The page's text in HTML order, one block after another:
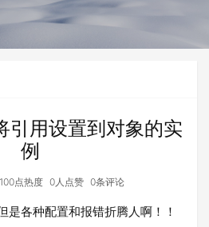
引用设置到对象的实
例
点热度 0人点赞 0条评论
是各种配置和报错折腾人啊！！